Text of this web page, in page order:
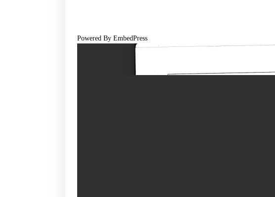
Powered By EmbedPress